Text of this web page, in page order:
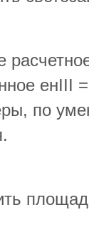
eнIII
по